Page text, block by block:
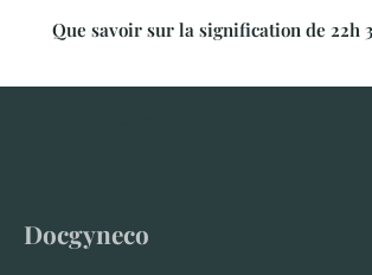
Que savoir sur la signification de 22h
Docgyneco